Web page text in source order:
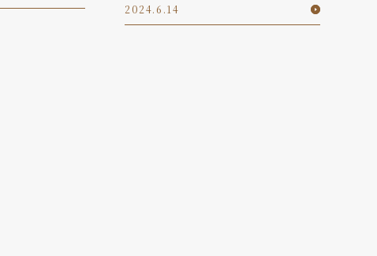
2024.6.14